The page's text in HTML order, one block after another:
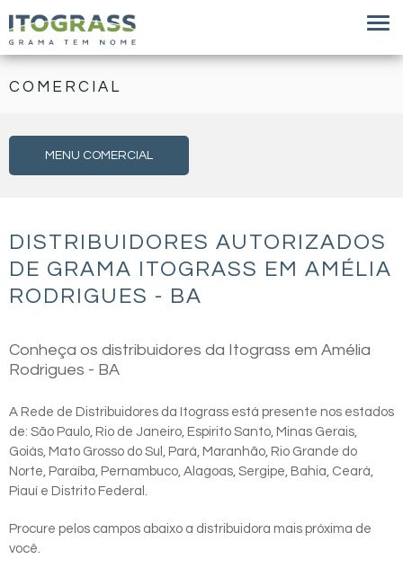
COMERCIAL
MENU COMERCIAL
DISTRIBUIDORES AUTORIZADOS
DE GRAMA ITOGRASS EM AMÉLIA
RODRIGUES - BA
Conheça os distribuidores da Itograss em Amélia
Rodrigues - BA
A Rede de Distribuidores da Itograss está presente nos estados
de: São Paulo, Rio de Janeiro, Espirito Santo, Minas Gerais,
Goiás, Mato Grosso do Sul, Pará, Maranhão, Rio Grande do
Norte, Paraíba, Pernambuco, Alagoas, Sergipe, Bahia, Ceará,
Piauí e Distrito Federal.
Procure pelos campos abaixo a distribuidora mais próxima de
você.